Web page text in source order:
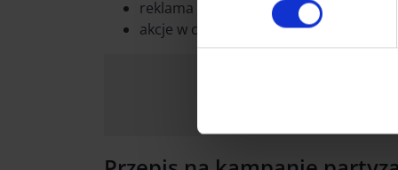
reklama na wraku samochodu w
akcje w centrach handlowych, np.